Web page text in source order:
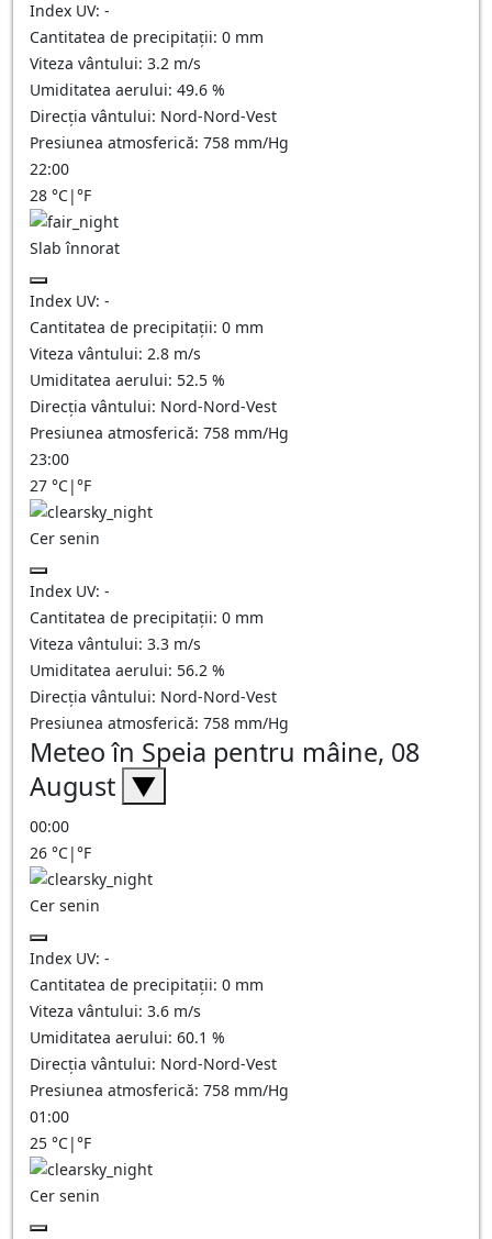
Index UV: -
Cantitatea de precipitații: 0 mm
Viteza vântului: 3.2 m/s
Umiditatea aerului: 49.6 %
Direcția vântului: Nord-Nord-Vest
Presiunea atmosferică: 758 mm/Hg
22:00
28 °C|°F
Slab înnorat
Index UV: -
Cantitatea de precipitații: 0 mm
Viteza vântului: 2.8 m/s
Umiditatea aerului: 52.5 %
Direcția vântului: Nord-Nord-Vest
Presiunea atmosferică: 758 mm/Hg
23:00
27 °C|°F
Cer senin
Index UV: -
Cantitatea de precipitații: 0 mm
Viteza vântului: 3.3 m/s
Umiditatea aerului: 56.2 %
Direcția vântului: Nord-Nord-Vest
Presiunea atmosferică: 758 mm/Hg
Meteo în Speia pentru mâine, 08
August ▼
00:00
26 °C|°F
Cer senin
Index UV: -
Cantitatea de precipitații: 0 mm
Viteza vântului: 3.6 m/s
Umiditatea aerului: 60.1 %
Direcția vântului: Nord-Nord-Vest
Presiunea atmosferică: 758 mm/Hg
01:00
25 °C|°F
Cer senin